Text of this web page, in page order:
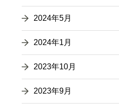
2024年5月
2024年1月
2023年10月
2023年9月